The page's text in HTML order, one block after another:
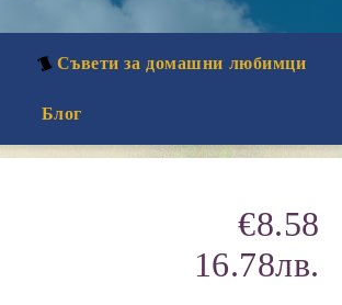
Съвети за домашни любимци
Блог
€8.58
16.78лв.